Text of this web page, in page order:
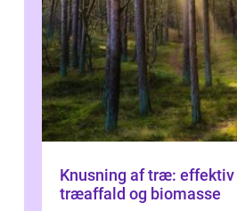
Knusning af træ:
træaffald og biomasse